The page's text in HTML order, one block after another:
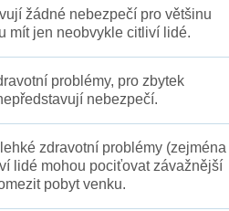
žádné nebezpečí pro většinu
mít jen neobvykle citliví lidé.
problémy, pro zbytek
nebezpečí.
zdravotní problémy (zejména
lidé mohou pociťovat závažnější
pobyt venku.